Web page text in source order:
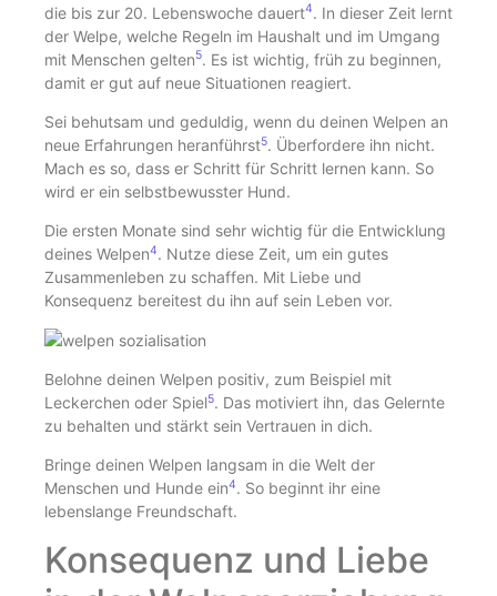
die bis zur 20. Lebenswoche dauert4. In dieser Zeit lernt
der Welpe, welche Regeln im Haushalt und im Umgang
mit Menschen gelten5. Es ist wichtig, früh zu beginnen,
damit er gut auf neue Situationen reagiert.
Sei behutsam und geduldig, wenn du deinen Welpen an
neue Erfahrungen heranführst5. Überfordere ihn nicht.
Mach es so, dass er Schritt für Schritt lernen kann. So
wird er ein selbstbewusster Hund.
Die ersten Monate sind sehr wichtig für die Entwicklung
deines Welpen4. Nutze diese Zeit, um ein gutes
Zusammenleben zu schaffen. Mit Liebe und
Konsequenz bereitest du ihn auf sein Leben vor.
Belohne deinen Welpen positiv, zum Beispiel mit
Leckerchen oder Spiel5. Das motiviert ihn, das Gelernte
zu behalten und stärkt sein Vertrauen in dich.
Bringe deinen Welpen langsam in die Welt der
Menschen und Hunde ein4. So beginnt ihr eine
lebenslange Freundschaft.
Konsequenz und Liebe